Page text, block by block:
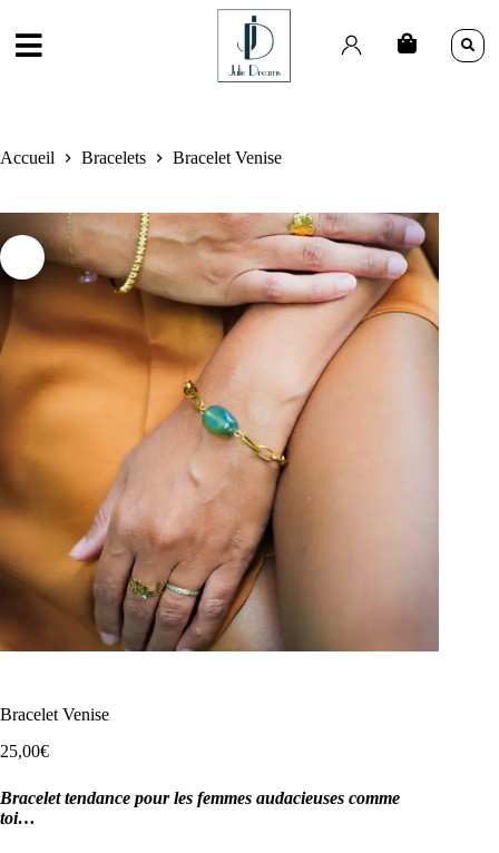
Accueil Bracelets Bracelet Venise
Bracelet Venise
25,00€
Bracelet tendance pour les femmes audacieuses comme
toi…